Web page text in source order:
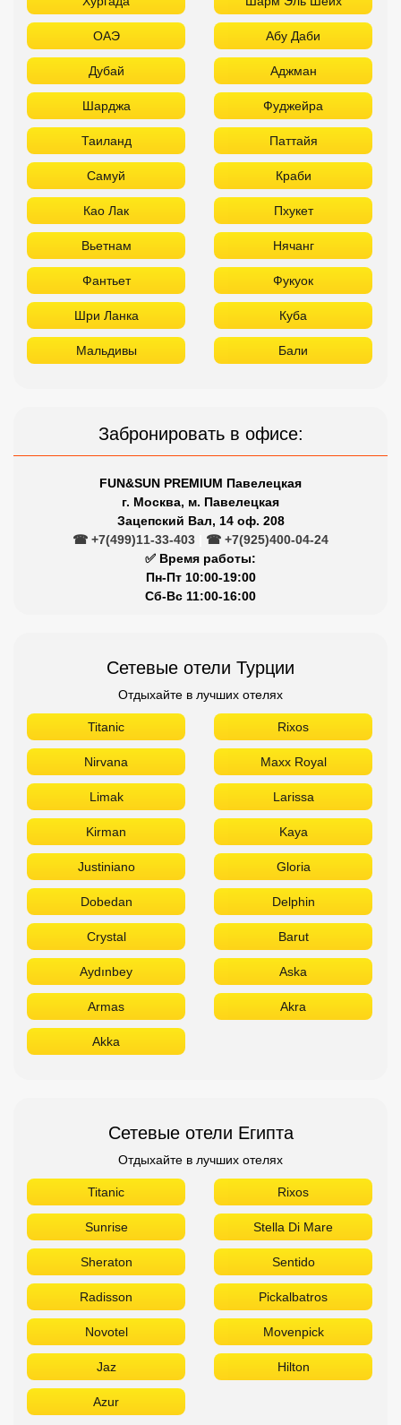
ОАЭ Абу Даби
Дубай Аджман
Шарджа Фуджейра
Таиланд Паттайя
Самуй Краби
Као Лак Пхукет
Вьетнам Нячанг
Фантьет Фукуок
Шри Ланка Куба
Мальдивы Бали
Забронировать в офисе:
FUN&SUN PREMIUM Павелецкая
г. Москва, м. Павелецкая
Зацепский Вал, 14 оф. 208
☎ +7(499)11-33-403
☎ +7(925)400-04-24
✅ Время работы:
Пн-Пт 10:00-19:00
Сб-Вс 11:00-16:00
Сетевые отели Турции
Отдыхайте в лучших отелях
Titanic Rixos
Nirvana Maxx Royal
Limak Larissa
Kirman Kaya
Justiniano Gloria
Dobedan Delphin
Crystal Barut
Aydınbey Aska
Armas Akra
Akka
Сетевые отели Египта
Отдыхайте в лучших отелях
Titanic Rixos
Sunrise Stella Di Mare
Sheraton Sentido
Radisson Pickalbatros
Novotel Movenpick
Jaz Hilton
Azur